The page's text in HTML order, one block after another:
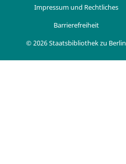
Impressum und Rechtliches
Barrierefreiheit
© 2026 Staatsbibliothek zu Berlin